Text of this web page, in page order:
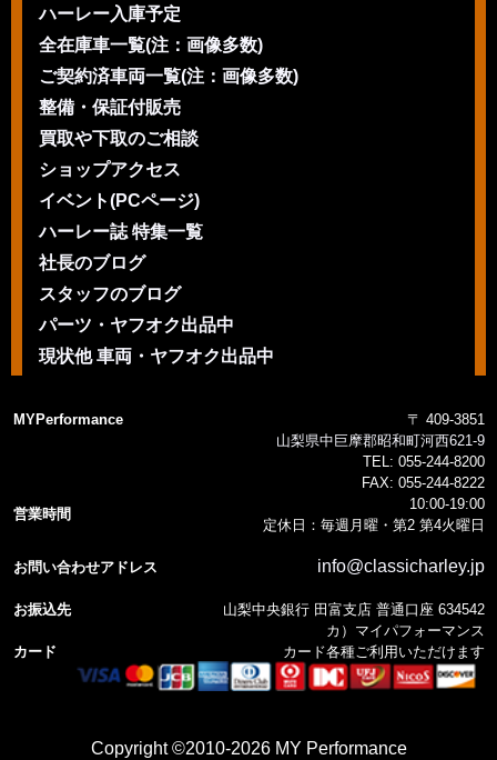
ハーレー入庫予定
全在庫車一覧(注：画像多数)
ご契約済車両一覧(注：画像多数)
整備・保証付販売
買取や下取のご相談
ショップアクセス
イベント(PCページ)
ハーレー誌 特集一覧
社長のブログ
スタッフのブログ
パーツ・ヤフオク出品中
現状他 車両・ヤフオク出品中
MYPerformance
〒 409-3851
山梨県中巨摩郡昭和町河西621-9
TEL: 055-244-8200
FAX: 055-244-8222
営業時間
10:00-19:00
定休日：毎週月曜・第2 第4火曜日
お問い合わせアドレス info@classicharley.jp
お振込先
山梨中央銀行 田富支店 普通口座 634542
カ）マイパフォーマンス
カード
カード各種ご利用いただけます
Copyright ©2010-2026 MY Performance